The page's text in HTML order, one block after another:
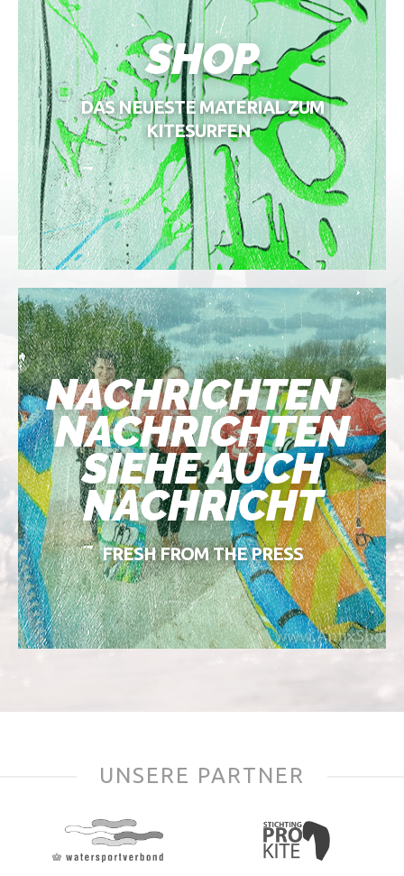
SHOP
DAS NEUESTE MATERIAL ZUM
KITESURFEN
NACHRICHTEN
NACHRICHTEN
SIEHE AUCH
NACHRICHT
FRESH FROM THE PRESS
UNSERE PARTNER